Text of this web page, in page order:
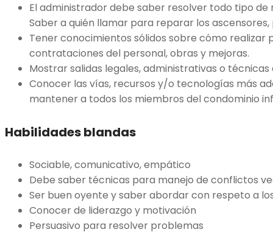
El administrador debe saber resolver todo tipo
Saber a quién llamar para reparar los
Tener conocimientos sólidos sobre cómo realizar
contrataciones del personal, obras y mejoras.
Mostrar salidas legales, administrativas o
Conocer las vías, recursos y/o tecnologías más
mantener a todos los miembros del condominio
Habilidades blandas
Sociable, comunicativo, empático
Debe saber técnicas para manejo de conflictos
Ser buen oyente y saber abordar con respeto a
Conocer de liderazgo y motivación
Persuasivo para resolver problemas